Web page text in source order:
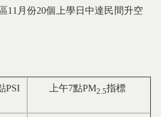
11月份20個上學日中達民間升空
PSI 上午7點PM2.5指標